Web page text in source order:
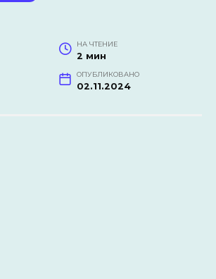
НА ЧТЕНИЕ
2 мин
ОПУБЛИКОВАНО
02.11.2024